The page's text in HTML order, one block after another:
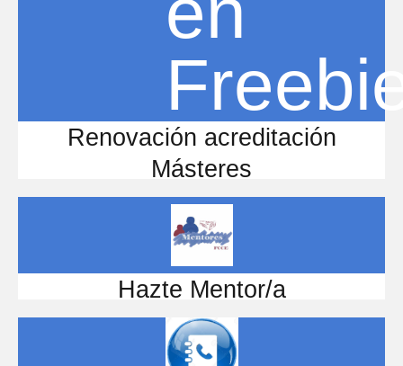
Renovación acreditación
Másteres
Hazte Mentor/a